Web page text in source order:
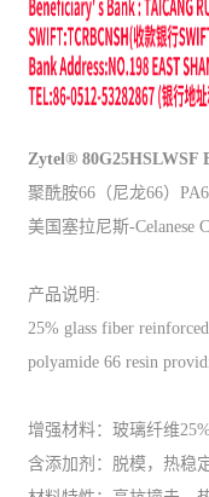
Zytel® 80G25HSLWSF
聚酰胺66（尼龙66）
美国塞拉尼斯-Celanese
产品说明:
25% glass fiber
polyamide 66 resin
增强材料：玻璃纤维
含添加剂：脱模，热稳